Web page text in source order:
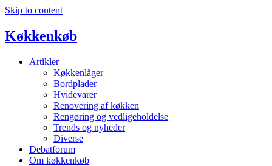
Skip to content
Køkkenkøb
Artikler
Køkkenlåger
Bordplader
Hvidevarer
Renovering af køkken
Rengøring og vedligeholdelse
Trends og nyheder
Diverse
Debatforum
Om køkkenkøb